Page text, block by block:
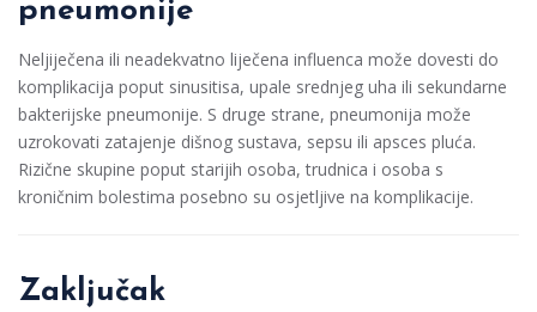
pneumonije
Neljiječena ili neadekvatno liječena influenca može dovesti do
komplikacija poput sinusitisa, upale srednjeg uha ili sekundarne
bakterijske pneumonije. S druge strane, pneumonija može
uzrokovati zatajenje dišnog sustava, sepsu ili apsces pluća.
Rizične skupine poput starijih osoba, trudnica i osoba s
kroničnim bolestima posebno su osjetljive na komplikacije.
Zaključak